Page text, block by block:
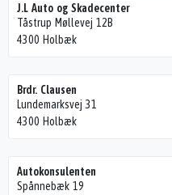
J.L Auto og Skadecenter
Tåstrup Møllevej 12B
4300 Holbæk
Brdr. Clausen
Lundemarksvej 31
4300 Holbæk
Autokonsulenten
Spånnebæk 19